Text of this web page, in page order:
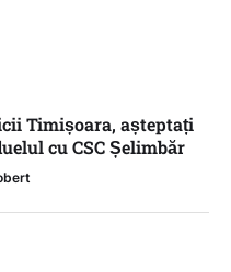
Timișoara, așteptați
cu CSC Șelimbăr